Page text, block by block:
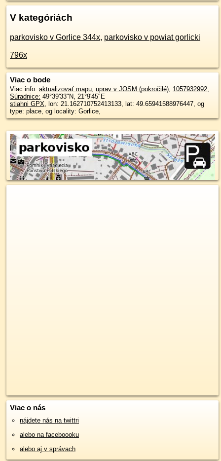
V kategóriách
parkovisko v Gorlice 344x, parkovisko v powiat gorlicki
796x
Viac o bode
Viac info: aktualizovať mapu, uprav v JOSM (pokročilé), 1057932992,
Súradnice: 49°39'33"N, 21°9'45"E
stiahni GPX, lon: 21.162710752413133, lat: 49.65941588976447, og
type: place, og locality: Gorlice,
Viac o nás
nájdete nás na twittri
alebo na faceboooku
alebo aj v správach